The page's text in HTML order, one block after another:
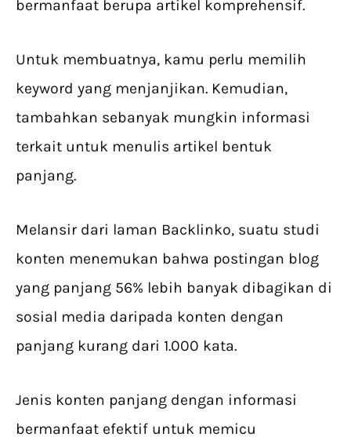
bermanfaat berupa artikel komprehensif.
Untuk membuatnya, kamu perlu memilih
keyword yang menjanjikan. Kemudian,
tambahkan sebanyak mungkin informasi
terkait untuk menulis artikel bentuk
panjang.
Melansir dari laman Backlinko, suatu studi
konten menemukan bahwa postingan blog
yang panjang 56% lebih banyak dibagikan di
sosial media daripada konten dengan
panjang kurang dari 1.000 kata.
Jenis konten panjang dengan informasi
bermanfaat efektif untuk memicu